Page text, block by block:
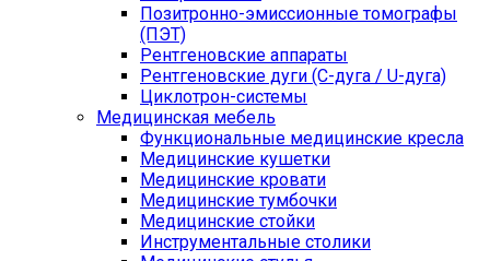
Позитронно-эмиссионные томографы
(ПЭТ)
Рентгеновские аппараты
Рентгеновские дуги (С-дуга / U-дуга)
Циклотрон-системы
Медицинская мебель
Функциональные медицинские кресла
Медицинские кушетки
Медицинские кровати
Медицинские тумбочки
Медицинские стойки
Инструментальные столики